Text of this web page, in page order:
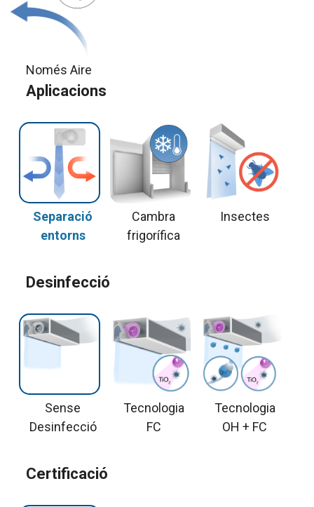
Només Aire
Aplicacions
Separació
entorns
Cambra
frigorífica
Insectes
Desinfecció
Sense
Desinfecció
Tecnologia
FC
Tecnologia
OH + FC
Certificació